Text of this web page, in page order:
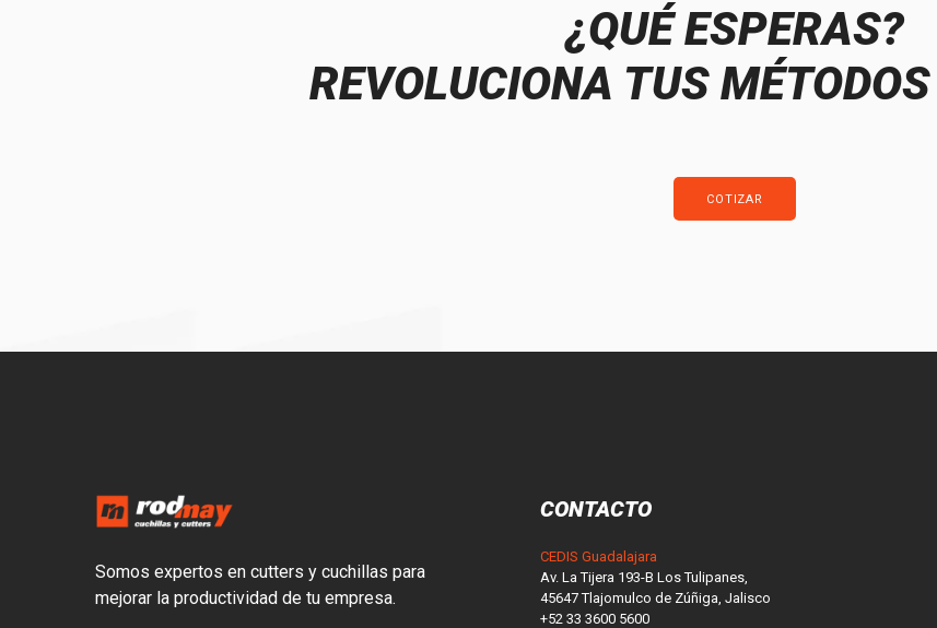
¿QUÉ ESPERAS?
REVOLUCIONA TUS
COTIZAR
Somos expertos en cutters y cuchillas para
mejorar la productividad de tu empresa.
CONTACTO
CEDIS Guadalajara
Av. La Tijera 193-B Los Tulipanes,
45647 Tlajomulco de Zúñiga, Jalisco
+52 33 3600 5600